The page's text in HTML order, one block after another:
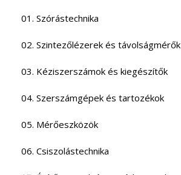
01. Szórástechnika
02. Szintezőlézerek és távolságmérők
03. Kéziszerszámok és kiegészítők
04. Szerszámgépek és tartozékok
05. Mérőeszközök
06. Csiszolástechnika